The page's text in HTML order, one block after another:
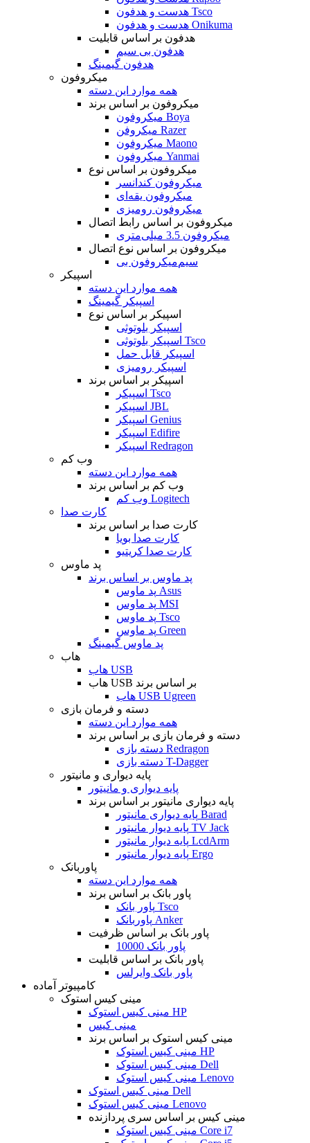
هدست و هدفون Tsco
هدست و هدفون Onikuma
هدفون بر اساس قابلیت
هدفون بی سیم
هدفون گیمینگ
میکروفون
همه موارد این دسته
میکروفون بر اساس برند
میکروفون Boya
میکروفن Razer
میکروفون Maono
میکروفون Yanmai
میکروفون بر اساس نوع
میکروفون کندانسر
میکروفون یقه‌ای
میکروفون رومیزی
میکروفون بر اساس رابط اتصال
میکروفون 3.5 میلی‌متری
میکروفون بر اساس نوع اتصال
میکروفون بی‌‎سیم
اسپیکر
همه موارد این دسته
اسپیکر گیمینگ
اسپیکر بر اساس نوع
اسپیکر بلوتوثی
اسپیکر بلوتوثی Tsco
اسپیکر قابل حمل
اسپیکر رومیزی
اسپیکر بر اساس برند
اسپیکر Tsco
اسپیکر JBL
اسپیکر Genius
اسپیکر Edifire
اسپیکر Redragon
وب کم
همه موارد این دسته
وب کم بر اساس برند
وب کم Logitech
کارت صدا
کارت صدا بر اساس برند
کارت صدا بویا
کارت صدا کریتیو
پد ماوس
پد ماوس بر اساس برند
پد ماوس Asus
پد ماوس MSI
پد ماوس Tsco
پد ماوس Green
پد ماوس گیمینگ
هاب
هاب USB
هاب USB بر اساس برند
هاب USB Ugreen
دسته و فرمان بازی
همه موارد این دسته
دسته و فرمان بازی بر اساس برند
دسته بازی Redragon
دسته بازی T-Dagger
پایه دیواری و مانیتور
پایه دیواری و مانیتور
پایه دیواری مانیتور بر اساس برند
پایه دیواری مانیتور Barad
پایه دیوار مانیتور TV Jack
پایه دیوار مانیتور LcdArm
پایه دیوار مانیتور Ergo
پاوربانک
همه موارد این دسته
پاور بانک بر اساس برند
پاور بانک Tsco
پاوربانک Anker
پاور بانک بر اساس ظرفیت
پاور بانک 10000
پاور بانک بر اساس قابلیت
پاور بانک وایرلس
کامپیوتر آماده
مینی کیس استوک
مینی کیس استوک HP
مینی کیس
مینی کیس استوک بر اساس برند
مینی کیس استوک HP
مینی کیس استوک Dell
مینی کیس استوک Lenovo
مینی کیس استوک Dell
مینی کیس استوک Lenovo
مینی کیس بر اساس سری پردازنده
مینی کیس استوک Core i7